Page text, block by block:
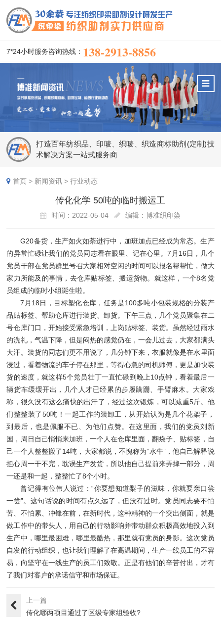
7*24小时服务咨询热线： 138-2913-8856
打造百年纺织品、印唛、织唛、织造商标助剂(定制)技
术解决方案一站式服务商
首页 > 新闻资讯 >行业动态
传化化学 50吨的临时搬运工
时间：2022-05-04 编辑：博准织印染
G20备货，生产如火如荼进行中，加班加点已经成为常态。生产
的异常忙碌让我们的党员同志看在眼里、记在心里。7月16日，几个
党员干部在党员群里号召大家相对空闲的时间可以报名帮帮忙，做大
家力所能及的事情，去仓库贴标签、搬运货物。就这样，一个8名党
员组成的临时小组诞生啦。
7月18日，目标塑化仓库，任务是100多吨小包装规格的分装产
品贴标签、帮助仓库进行装货、卸货。下午三点，几个党员聚集在二
号仓库门口，开始接受紧急培训，上岗贴标签、装货。虽然经过雨水
的洗礼，气温下降，但是闷热的感觉仍在，一会儿过去，大家都满头
大汗。装货的同志们更不用说了，几分钟下来，衣服就像是在水里面
浸过，看着物流的车子停在那里，等得心急的司机师傅，更是加快装
货的速度，就这样5个党员壮丁一直忙碌到晚上10点钟，看着最后一
辆货车缓缓开出，几个人才已经累的步履蹒跚、手臂麻木。大家戏
称，很久没有这么痛快的出汗了，经过这次锻炼，可以减重5斤。他
们整整装了50吨！一起工作的装卸工，从开始认为是几个花架子，
到最后，也是佩服不已、为他们点赞。在这里面，我们的党员刘新
国，周日自己悄悄来加班，一个人在仓库里面，翻袋子、贴标签，自
己一个人整整搬了14吨，大家都说，不愧称为“水牛”，他自己解释说
担心周一干不完，耽误生产发货，所以他自己提前来弄掉一部分，周
一还是和一起，整整忙了8个小时。
曾记得有位伟人说过：“你要想知道梨子的滋味，你就要亲口尝
一尝”。这句话说的时间有点久远了，但没有过时。党员同志要不怕
苦、不怕累、冲锋在前，在新时代，这种精神的一个突出侧面，就是
做工作中的带头人，用自己的行动影响并带动群众积极高效地投入到
生产中，哪里最困难，哪里最酷热，那里就有党员的身影。这次党员
自发的行动组织，也让我们理解了在高温期间，生产一线员工的不容
易，向坚守在一线生产的员工们致敬。正是有他们的辛苦付出，才有
了我们对客户的承诺信守和市场保证。
上一篇
传化哪两项目通过了区级专家组验收?